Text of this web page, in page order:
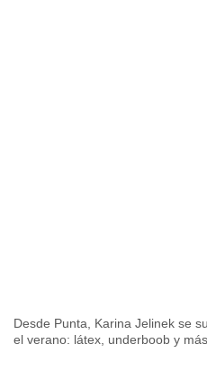
Desde Punta, Karina Jelinek se
el verano: látex, underboob y